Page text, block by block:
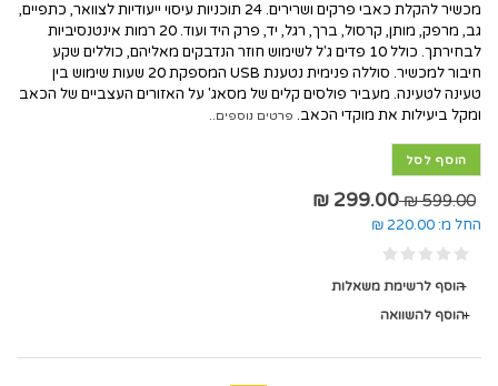
מכשיר להקלת כאבי פרקים ושרירים. 24 תוכניות עיסוי ייעודיות לצוואר, כתפיים,
גב, מרפק, מותן, קרסול, ברך, רגל, יד, פרק היד ועוד. 20 רמות אינטנסיביות
לבחירתך. כולל 10 פדים ג'ל לשימוש חוזר הנדבקים מאליהם, כוללים שקע
חיבור למכשיר. סוללה פנימית נטענת USB המספקת 20 שעות שימוש בין
טעינה לטעינה. מעביר פולסים קלים של מסאג' על האזורים העצביים של הכאב
ומקל ביעילות את מוקדי הכאב. פרטים נוספים..
הוסף לסל
599.00 ₪
299.00 ₪
החל מ: 220.00 ₪
הוסף לרשימת משאלות
הוסף להשוואה